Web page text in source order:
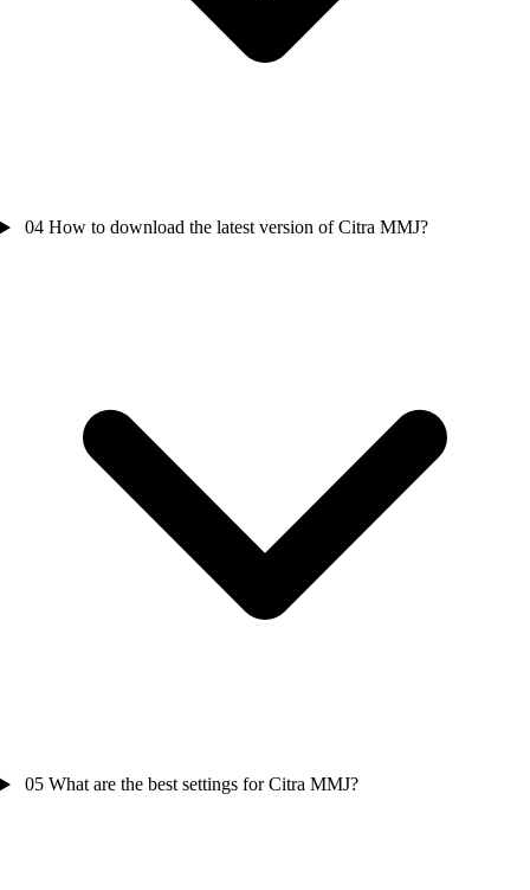
04 How to download the latest version of Citra MMJ?
05 What are the best settings for Citra MMJ?